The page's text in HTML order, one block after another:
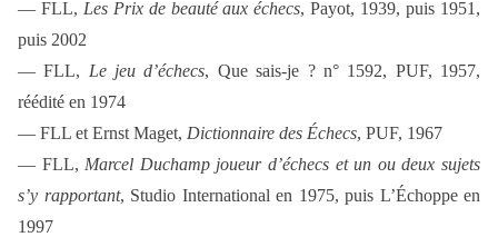
— FLL, Les Prix de beauté aux échecs, Payot, 1939, puis 1951,
puis 2002
— FLL, Le jeu d’échecs, Que sais-je ? n° 1592, PUF, 1957,
réédité en 1974
— FLL et Ernst Maget, Dictionnaire des Échecs, PUF, 1967
— FLL, Marcel Duchamp joueur d’échecs et un ou deux sujets
s’y rapportant, Studio International en 1975, puis L’Échoppe en
1997